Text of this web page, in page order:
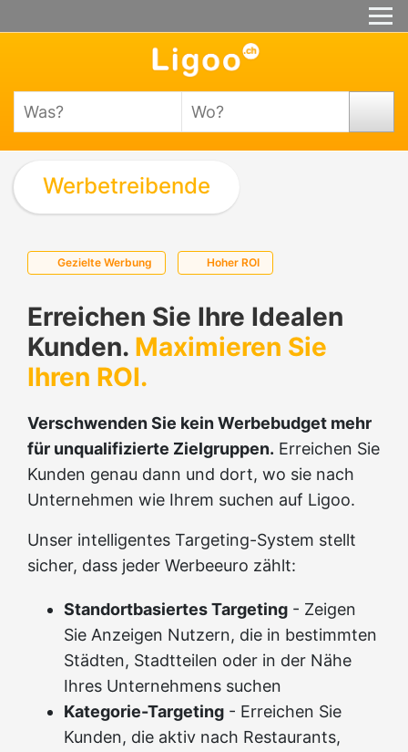
Werbetreibende
Gezielte Werbung Hoher ROI
Erreichen Sie Ihre Idealen
Kunden. Maximieren Sie
Ihren ROI.
Verschwenden Sie kein Werbebudget mehr
für unqualifizierte Zielgruppen. Erreichen Sie
Kunden genau dann und dort, wo sie nach
Unternehmen wie Ihrem suchen auf Ligoo.
Unser intelligentes Targeting-System stellt
sicher, dass jeder Werbeeuro zählt:
Standortbasiertes Targeting - Zeigen
Sie Anzeigen Nutzern, die in bestimmten
Städten, Stadtteilen oder in der Nähe
Ihres Unternehmens suchen
Kategorie-Targeting - Erreichen Sie
Kunden, die aktiv nach Restaurants,